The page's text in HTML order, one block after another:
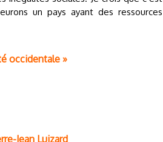
un pays ayant des ressources
occidentale »
Jean Luizard